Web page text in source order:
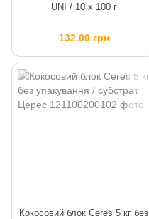
UNI / 10 х 100 г
132.00 грн
Кокосовий блок Ceres 5 кг без